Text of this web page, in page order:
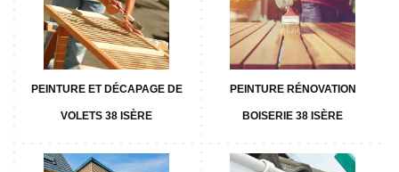
PEINTURE ET DÉCAPAGE DE
VOLETS 38 ISÈRE
PEINTURE RÉNOVATION
BOISERIE 38 ISÈRE